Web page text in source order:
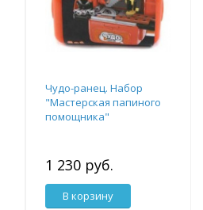
Чудо-ранец. Набор
"Мастерская папиного
помощника"
1 230 руб.
В корзину